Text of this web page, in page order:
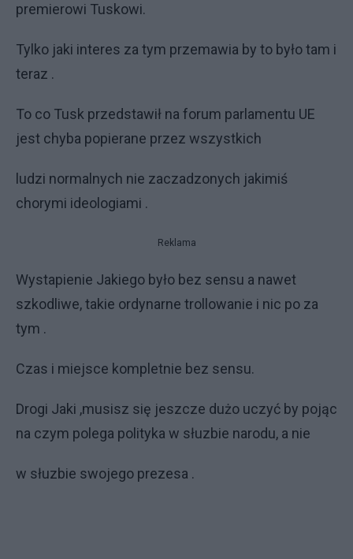
premierowi Tuskowi.
Tylko jaki interes za tym przemawia by to było tam i
teraz .
To co Tusk przedstawił na forum parlamentu UE
jest chyba popierane przez wszystkich
ludzi normalnych nie zaczadzonych jakimiś
chorymi ideologiami .
Reklama
Wystapienie Jakiego było bez sensu a nawet
szkodliwe, takie ordynarne trollowanie i nic po za
tym .
Czas i miejsce kompletnie bez sensu.
Drogi Jaki ,musisz się jeszcze dużo uczyć by pojąc
na czym polega polityka w słuzbie narodu, a nie
w słuzbie swojego prezesa .